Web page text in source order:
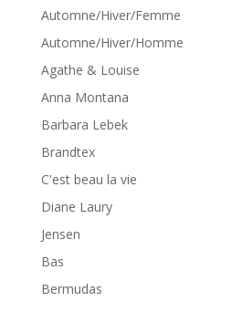
Automne/Hiver/Femme
Automne/Hiver/Homme
Agathe & Louise
Anna Montana
Barbara Lebek
Brandtex
C'est beau la vie
Diane Laury
Jensen
Bas
Bermudas